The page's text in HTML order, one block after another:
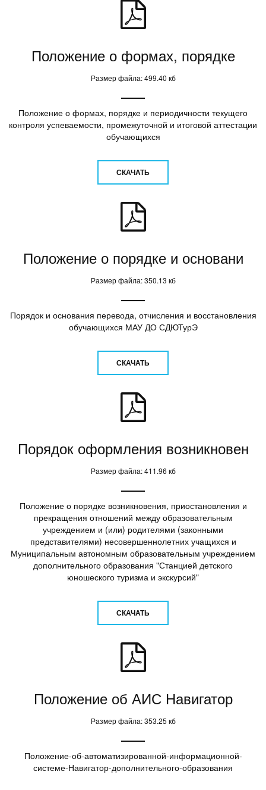
Положение о формах, порядке
Размер файла: 499.40 кб
Положение о формах, порядке и периодичности текущего
контроля успеваемости, промежуточной и итоговой аттестации
обучающихся
СКАЧАТЬ
Положение о порядке и основани
Размер файла: 350.13 кб
Порядок и основания перевода, отчисления и восстановления
обучающихся МАУ ДО СДЮТурЭ
СКАЧАТЬ
Порядок оформления возникновен
Размер файла: 411.96 кб
Положение о порядке возникновения, приостановления и
прекращения отношений между образовательным
учреждением и (или) родителями (законными
представителями) несовершеннолетних учащихся и
Муниципальным автономным образовательным учреждением
дополнительного образования "Станцией детского
юношеского туризма и экскурсий"
СКАЧАТЬ
Положение об АИС Навигатор
Размер файла: 353.25 кб
Положение-об-автоматизированной-информационной-
системе-Навигатор-дополнительного-образования